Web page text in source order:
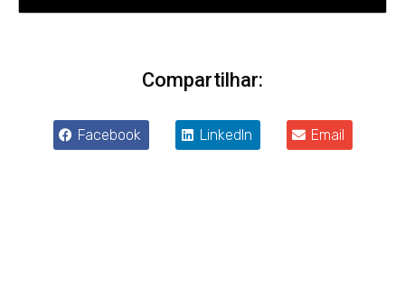
Compartilhar:
Facebook LinkedIn Email